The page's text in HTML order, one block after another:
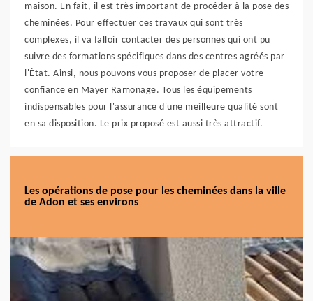
maison. En fait, il est très important de procéder à la pose des
cheminées. Pour effectuer ces travaux qui sont très
complexes, il va falloir contacter des personnes qui ont pu
suivre des formations spécifiques dans des centres agréés par
l'État. Ainsi, nous pouvons vous proposer de placer votre
confiance en Mayer Ramonage. Tous les équipements
indispensables pour l'assurance d'une meilleure qualité sont
en sa disposition. Le prix proposé est aussi très attractif.
Les opérations de pose pour les cheminées dans la ville
de Adon et ses environs